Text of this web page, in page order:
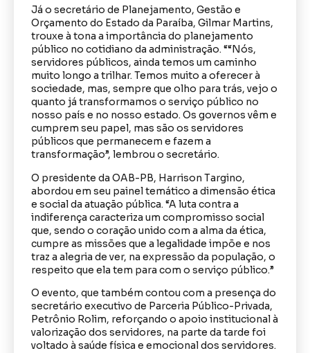
Já o secretário de Planejamento, Gestão e
Orçamento do Estado da Paraíba, Gilmar Martins,
trouxe à tona a importância do planejamento
público no cotidiano da administração. ““Nós,
servidores públicos, ainda temos um caminho
muito longo a trilhar. Temos muito a oferecer à
sociedade, mas, sempre que olho para trás, vejo o
quanto já transformamos o serviço público no
nosso país e no nosso estado. Os governos vêm e
cumprem seu papel, mas são os servidores
públicos que permanecem e fazem a
transformação”, lembrou o secretário.
O presidente da OAB-PB, Harrison Targino,
abordou em seu painel temático a dimensão ética
e social da atuação pública. “A luta contra a
indiferença caracteriza um compromisso social
que, sendo o coração unido com a alma da ética,
cumpre as missões que a legalidade impõe e nos
traz a alegria de ver, na expressão da população, o
respeito que ela tem para com o serviço público.”
O evento, que também contou com a presença do
secretário executivo de Parceria Público-Privada,
Petrônio Rolim, reforçando o apoio institucional à
valorização dos servidores, na parte da tarde foi
voltado à saúde física e emocional dos servidores.